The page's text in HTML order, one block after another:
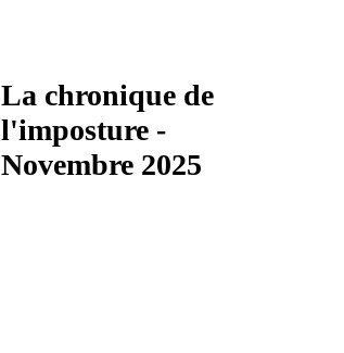
La chronique de
l'imposture -
Novembre 2025